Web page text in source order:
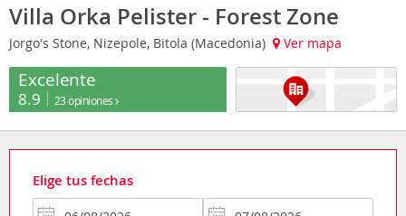
Villa Orka Pelister - Forest Zone
Jorgo's Stone, Nizepole, Bitola (Macedonia) Ver mapa
Excelente
8.9 23 opiniones
Elige tus fechas